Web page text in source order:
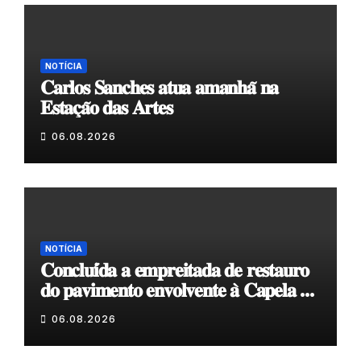
NOTÍCIA
𝐂𝐚𝐫𝐥𝐨𝐬 𝐒𝐚𝐧𝐜𝐡𝐞𝐬 𝐚𝐭𝐮𝐚 𝐚𝐦𝐚𝐧𝐡𝐚̃ 𝐧𝐚
𝐄𝐬𝐭𝐚𝐜̧𝐚̃𝐨 𝐝𝐚𝐬 𝐀𝐫𝐭𝐞𝐬
06.08.2026
NOTÍCIA
𝐂𝐨𝐧𝐜𝐥𝐮𝐢́𝐝𝐚 𝐚 𝐞𝐦𝐩𝐫𝐞𝐢𝐭𝐚𝐝𝐚 𝐝𝐞 𝐫𝐞𝐬𝐭𝐚𝐮𝐫𝐨
𝐝𝐨 𝐩𝐚𝐯𝐢𝐦𝐞𝐧𝐭𝐨 𝐞𝐧𝐯𝐨𝐥𝐯𝐞𝐧𝐭𝐞 𝐚̀ 𝐂𝐚𝐩𝐞𝐥𝐚 𝐝𝐞
𝐂𝐨𝐯𝐚𝐬
06.08.2026